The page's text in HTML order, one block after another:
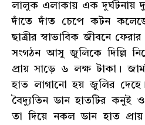
লালুক এলাকায় এক দুর্ঘটনায়
দাঁতে দাঁত চেপে কটন
ছাত্রীর স্বাভাবিক জীবনে
সংগঠন আসু জুলিকে দিল্লি
প্রায় সাড়ে ৬ লক্ষ টাকা।
হাত লাগানো হয় জুলির
বৈদ্যুতিন ডান হাতটির কনুই
তা দিয়ে নকল ডান হাত